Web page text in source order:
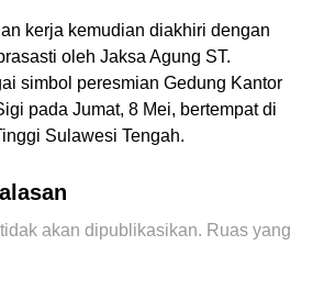
kerja kemudian diakhiri dengan
oleh Jaksa Agung ST.
simbol peresmian Gedung Kantor
pada Jumat, 8 Mei, bertempat di
Sulawesi Tengah.
akan dipublikasikan. Ruas yang